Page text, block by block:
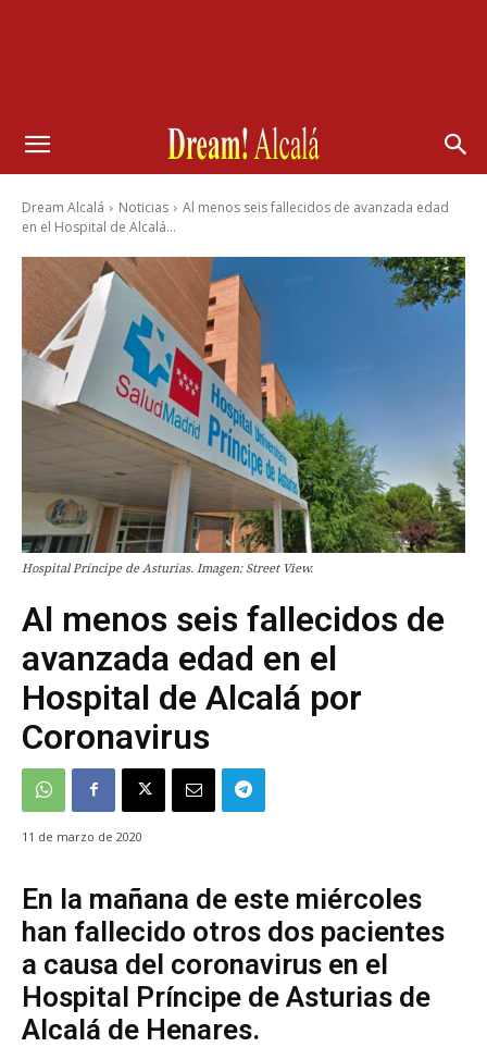
Dream Alcalá Noticias
Al menos seis fallecidos de avanzada edad
en el Hospital de Alcalá...
Hospital Príncipe de Asturias. Imagen: Street View.
Al menos seis fallecidos de
avanzada edad en el
Hospital de Alcalá por
Coronavirus
11 de marzo de 2020
En la mañana de este miércoles
han fallecido otros dos pacientes
a causa del coronavirus en el
Hospital Príncipe de Asturias de
Alcalá de Henares.